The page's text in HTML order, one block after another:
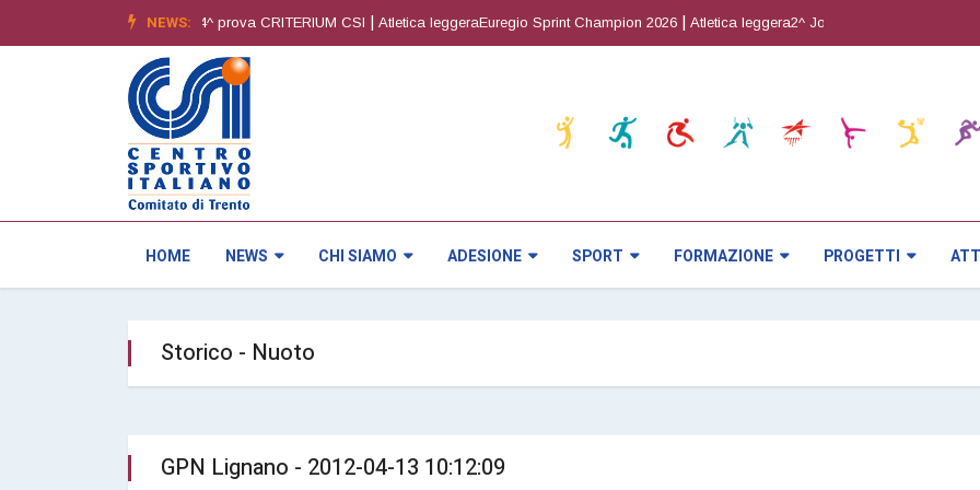
NEWS:
Orienteering4^ prova CRITERIUM CSI |Atletica leggeraEuregio Sprint Champion 2026 |Atletica leggera2^ Joy Cup Orienteering5^
HOME NEWS CHI SIAMO ADESIONE SPORT FORMAZIONE PROGETTI
Storico - Nuoto
GPN Lignano - 2012-04-13 10:12:09